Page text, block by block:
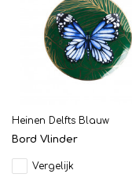
Heinen Delfts Blauw
Bord Vlinder
Vergelijk